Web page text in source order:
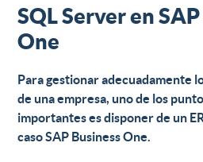
SQL Server en
One
Para gestionar adecuadamente
de una empresa, uno de los
importantes esdisponer de un
caso SAP Business One.